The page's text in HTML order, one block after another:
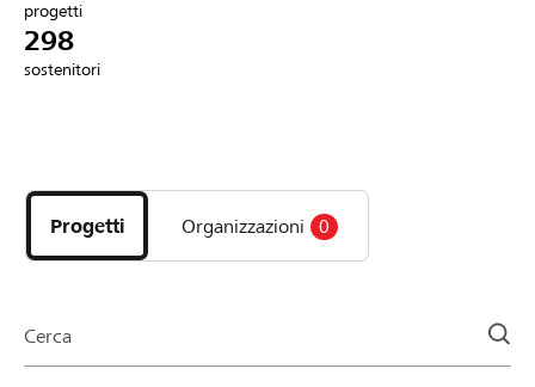
Collegarsi
DE FR IT
progetti
298
sostenitori
i
progetti
e
della
Progetti Organizzazioni 0
Cerca